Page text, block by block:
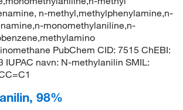
n-methyl,methylphenylamine,n-
monomethylaniline,n-
PubChem CID: 7515 ChEBI:
IUPAC navn: N-methylanilin SMIL:
98%